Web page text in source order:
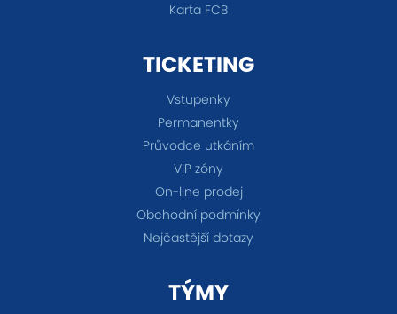
Karta FCB
TICKETING
Vstupenky
Permanentky
Průvodce utkáním
VIP zóny
On-line prodej
Obchodní podmínky
Nejčastější dotazy
TÝMY